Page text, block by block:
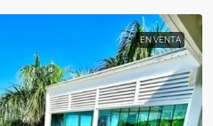
EN VENTA